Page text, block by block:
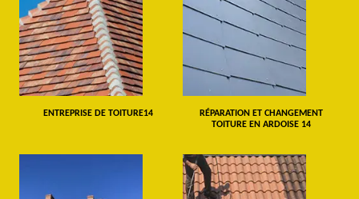
ENTREPRISE DE TOITURE14
RÉPARATION ET CHANGEMENT
TOITURE EN ARDOISE 14